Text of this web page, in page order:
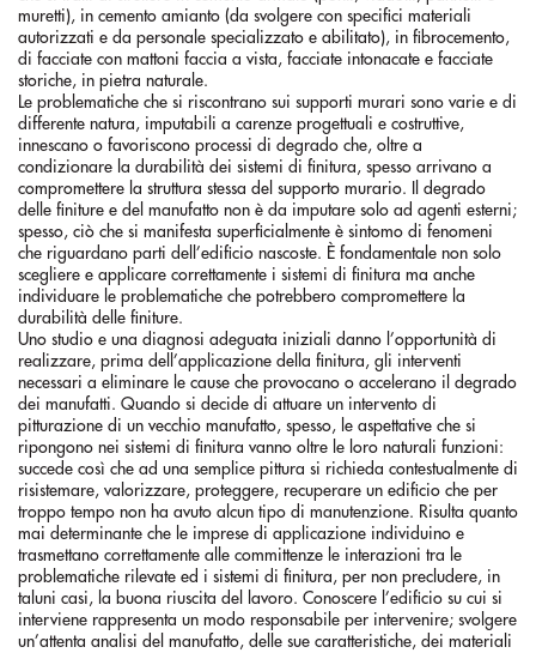
muretti), in cemento amianto (da svolgere con specifici materiali
autorizzati e da personale specializzato e abilitato), in fibrocemento,
di facciate con mattoni faccia a vista, facciate intonacate e facciate
storiche, in pietra naturale.
Le problematiche che si riscontrano sui supporti murari sono varie e di
differente natura, imputabili a carenze progettuali e costruttive,
innescano o favoriscono processi di degrado che, oltre a
condizionare la durabilità dei sistemi di finitura, spesso arrivano a
compromettere la struttura stessa del supporto murario. Il degrado
delle finiture e del manufatto non è da imputare solo ad agenti esterni;
spesso, ciò che si manifesta superficialmente è sintomo di fenomeni
che riguardano parti dell’edificio nascoste. È fondamentale non solo
scegliere e applicare correttamente i sistemi di finitura ma anche
individuare le problematiche che potrebbero compromettere la
durabilità delle finiture.
Uno studio e una diagnosi adeguata iniziali danno l’opportunità di
realizzare, prima dell’applicazione della finitura, gli interventi
necessari a eliminare le cause che provocano o accelerano il degrado
dei manufatti. Quando si decide di attuare un intervento di
pitturazione di un vecchio manufatto, spesso, le aspettative che si
ripongono nei sistemi di finitura vanno oltre le loro naturali funzioni:
succede così che ad una semplice pittura si richieda contestualmente di
risistemare, valorizzare, proteggere, recuperare un edificio che per
troppo tempo non ha avuto alcun tipo di manutenzione. Risulta quanto
mai determinante che le imprese di applicazione individuino e
trasmettano correttamente alle committenze le interazioni tra le
problematiche rilevate ed i sistemi di finitura, per non precludere, in
taluni casi, la buona riuscita del lavoro. Conoscere l’edificio su cui si
interviene rappresenta un modo responsabile per intervenire; svolgere
un’attenta analisi del manufatto, delle sue caratteristiche, dei materiali